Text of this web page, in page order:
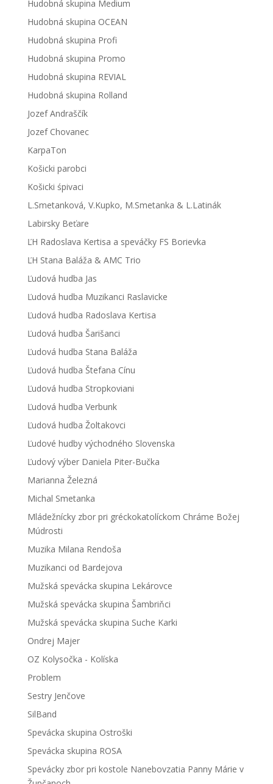
Hudobná skupina Medium
Hudobná skupina OCEAN
Hudobná skupina Profi
Hudobná skupina Promo
Hudobná skupina REVIAL
Hudobná skupina Rolland
Jozef Andraščík
Jozef Chovanec
KarpaTon
Košicki parobci
Košicki śpivaci
L.Smetanková, V.Kupko, M.Smetanka & L.Latinák
Labirsky Beťare
ĽH Radoslava Kertisa a speváčky FS Borievka
ĽH Stana Baláža & AMC Trio
Ľudová hudba Jas
Ľudová hudba Muzikanci Raslavicke
Ľudová hudba Radoslava Kertisa
Ľudová hudba Šarišanci
Ľudová hudba Stana Baláža
Ľudová hudba Štefana Cínu
Ľudová hudba Stropkoviani
Ľudová hudba Verbunk
Ľudová hudba Žoltakovci
Ľudové hudby východného Slovenska
Ľudový výber Daniela Piter-Bučka
Marianna Železná
Michal Smetanka
Mládežnícky zbor pri gréckokatolíckom Chráme Božej
Múdrosti
Muzika Milana Rendoša
Muzikanci od Bardejova
Mužská spevácka skupina Lekárovce
Mužská spevácka skupina Šambriňci
Mužská spevácka skupina Suche Karki
Ondrej Majer
OZ Kolysočka - Kolíska
Problem
Sestry Jenčove
SilBand
Spevácka skupina Ostroški
Spevácka skupina ROSA
Spevácky zbor pri kostole Nanebovzatia Panny Márie v